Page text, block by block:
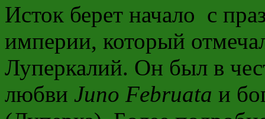
Исток берет начало с
империи, который
Луперкалий. Он был в
любви Juno Februata и